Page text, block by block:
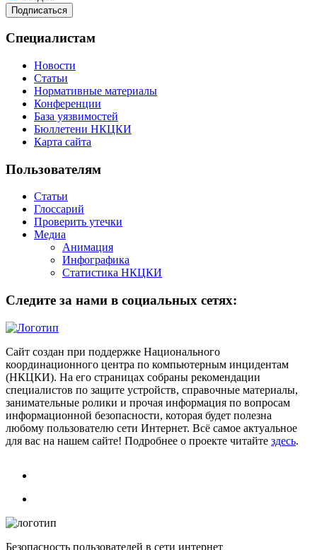
Специалистам
Новости
Статьи
Нормативные материалы
Конференции
База уязвимостей
Бюллетени НКЦКИ
Карта сайта
Пользователям
Статьи
Глоссарий
Проверить утечки
Медиа
Анимация
Инфографика
Статистика НКЦКИ
Следите за нами в социальных сетях:
Сайт создан при поддержке Национального
координационного центра по компьютерным инцидентам
(НКЦКИ). На его страницах собраны рекомендации
специалистов по защите устройств, справочные материалы,
занимательные ролики и прочая информация по вопросам
информационной безопасности, которая будет полезна
любому пользователю сети Интернет. Всё самое актуальное
для вас на нашем сайте! Подробнее о проекте читайте здесь.
Безопасность пользователей в сети интернет